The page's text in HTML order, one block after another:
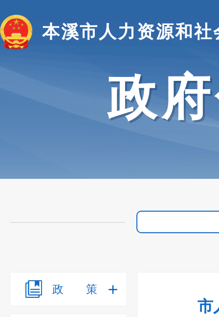
本溪市人力资源和社
政
政策
市